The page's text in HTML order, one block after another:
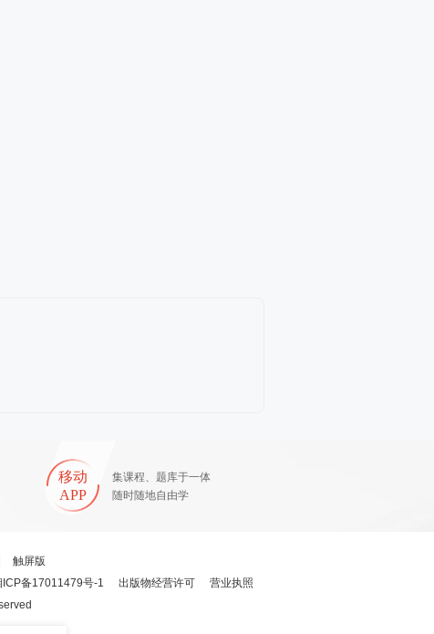
移动
APP
集课程、题库于一体
随时随地自由学
触屏版
ICP备17011479号-1 出版物经营许可
营业执照